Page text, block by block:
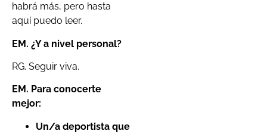
habrá más, pero hasta
aquí puedo leer.
EM. ¿Y a nivel personal?
RG. Seguir viva.
EM. Para conocerte
mejor:
Un/a deportista que